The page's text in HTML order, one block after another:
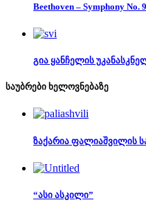
Beethoven – Symphony
გია ყანჩელის
საუბრები ხელოვნებაზე
ზაქარია ფალიაშვილის
“ასი ასკილი”